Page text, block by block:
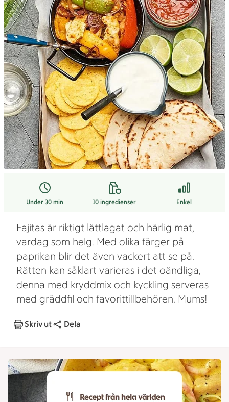
Under 30 min 10ingredienser Enkel
Fajitas är riktigt lättlagat och härlig mat,
vardag som helg. Med olika färger på
paprikan blir det även vackert att se på.
Rätten kan såklart varieras i det oändliga,
denna med kryddmix och kyckling serveras
med gräddfil och favorittillbehören. Mums!
Skriv ut Dela